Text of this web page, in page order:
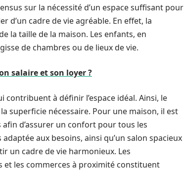
sur la nécessité d’un espace suffisant pour
d’un cadre de vie agréable. En effet, la
la taille de la maison. Les enfants, en
de chambres ou de lieux de vie.
salaire et son loyer ?
à définir l’espace idéal. Ainsi, le
superficie nécessaire. Pour une maison, il est
d’assurer un confort pour tous les
aux besoins, ainsi qu’un salon spacieux
un cadre de vie harmonieux. Les
les commerces à proximité constituent